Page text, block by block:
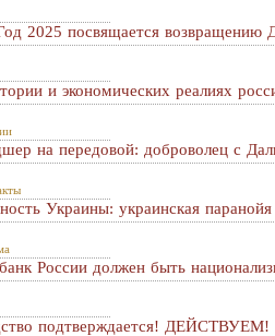
2025 посвящается возвращению
и экономических реалиях
на передовой: доброволец с
Украины: украинская
России должен быть
подтверждается! ДЕЙСТВУЕМ!